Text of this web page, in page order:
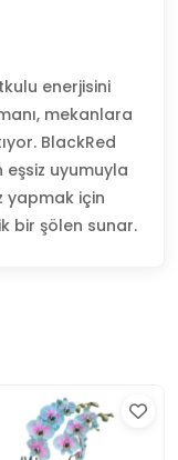
enerjisini
mekanlara
BlackRed
eşsiz uyumuyla
yapmak için
bir şölen sunar.